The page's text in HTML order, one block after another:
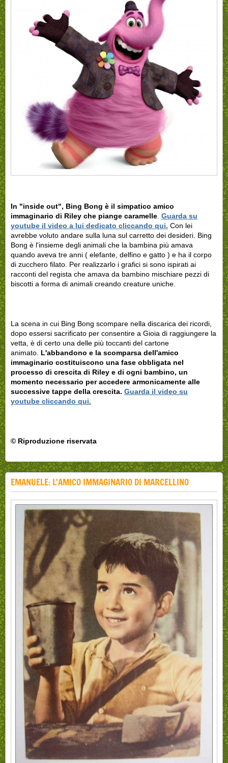
In "inside out", Bing Bong è il simpatico amico
immaginario di Riley che piange caramelle Guarda su
youtube il video a lui dedicato cliccando qui. Con lei
avrebbe voluto andare sulla luna sul carretto dei desideri. Bing
Bong è l'insieme degli animali che la bambina più amava
quando aveva tre anni ( elefante, delfino e gatto ) e ha il corpo
di zucchero filato. Per realizzarlo i grafici si sono ispirati ai
racconti del regista che amava da bambino mischiare pezzi di
biscotti a forma di animali creando creature uniche.
La scena in cui Bing Bong scompare nella discarica dei ricordi,
dopo essersi sacrificato per consentire a Gioia di raggiungere la
vetta, è di certo una delle più toccanti del cartone
animato. L'abbandono e la scomparsa dell'amico
immaginario costituiscono una fase obbligata nel
processo di crescita di Riley e di ogni bambino, un
momento necessario per accedere armonicamente alle
successive tappe della crescita. Guarda il video su
youtube cliccando qui.
© Riproduzione riservata
EMANUELE: L'AMICO IMMAGINARIO DI MARCELLINO